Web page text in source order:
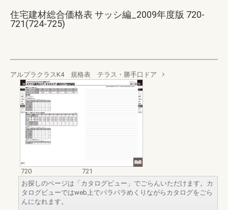
住宅建材総合価格表 サッシ編_2009年度版 720-
721(724-725)
アルプラクラスK4 規格表 テラス・勝手口ドア
720
721
お探しのページは「カタログビュー」でごらんいただけます。カ
タログビューではweb上でパラパラめくりながらカタログをごら
んになれます。